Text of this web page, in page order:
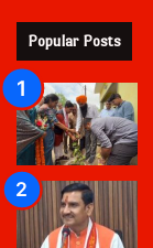
Popular Posts